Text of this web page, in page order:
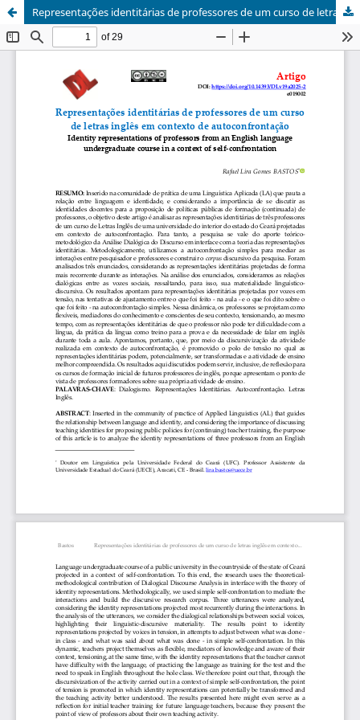
Representações identitárias de professores de um curso de letras inglês em contexto de autoconfrontação